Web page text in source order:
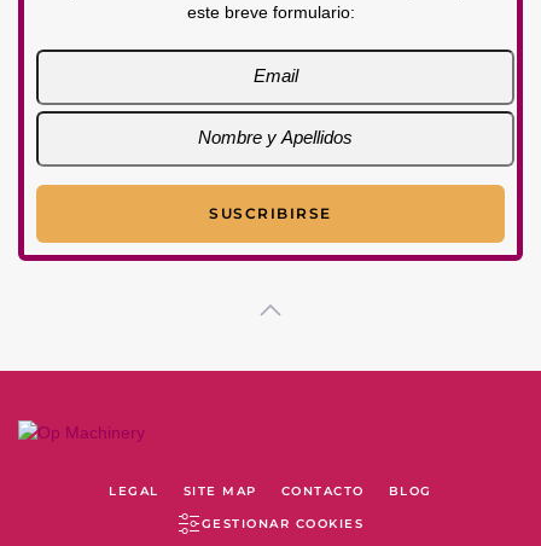
este breve formulario:
LEGAL SITE MAP CONTACTO BLOG
GESTIONAR COOKIES